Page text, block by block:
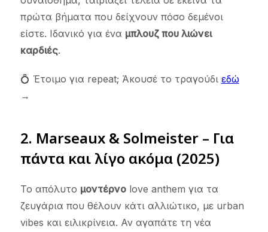
πρώτα βήματα που δείχνουν πόσο δεμένοι
είστε. Ιδανικό για ένα μπλουζ που λιώνει
καρδιές.
💍 Έτοιμο για repeat; Άκουσέ το τραγούδι εδώ
→
2. Marseaux & Solmeister – Για
πάντα και λίγο ακόμα (2025)
Το απόλυτο μοντέρνοlove anthem για τα
ζευγάρια που θέλουν κάτι αλλιώτικο, με urban
vibes και ειλικρίνεια. Αν αγαπάτε τη νέα